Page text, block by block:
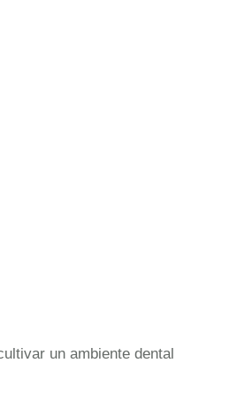
un ambiente dental